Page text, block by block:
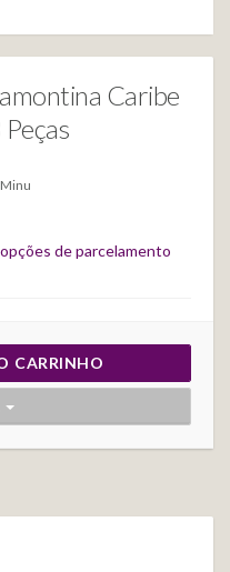
Caribe
de parcelamento
CARRINHO